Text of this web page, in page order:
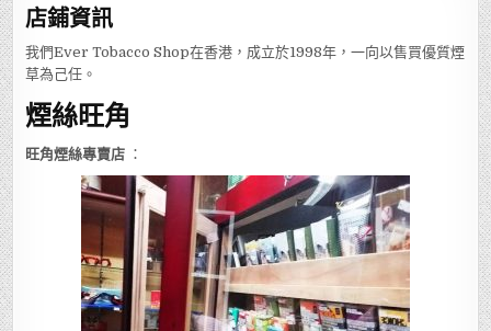
店鋪資訊
我們Ever Tobacco Shop在香港，成立於1998年，一向以售買優質煙
草為己任。
煙絲旺角
旺角煙絲專賣店 ：